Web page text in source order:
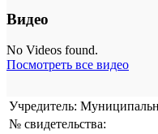
Видео
No Videos found.
Посмотреть все видео
Учредитель:
№ свидетельства: